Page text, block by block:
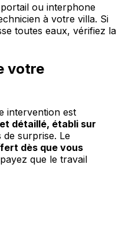
ou interphone
à votre villa. Si
toutes eaux, vérifiez la
votre
intervention est
détaillé, établi sur
de surprise. Le
dès que vous
que le travail